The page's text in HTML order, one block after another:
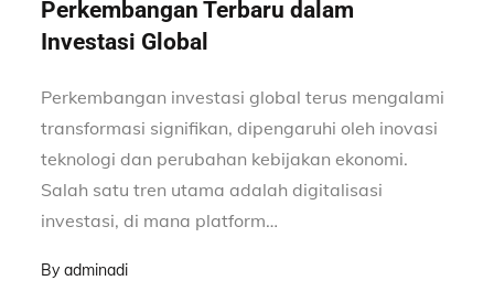
on
Perkembangan Terbaru dalam
Investasi Global
Perkembangan investasi global terus mengalami
transformasi signifikan, dipengaruhi oleh inovasi
teknologi dan perubahan kebijakan ekonomi.
Salah satu tren utama adalah digitalisasi
investasi, di mana platform…
Byadminadi